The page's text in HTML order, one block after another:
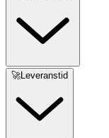
🚀Leveranstid